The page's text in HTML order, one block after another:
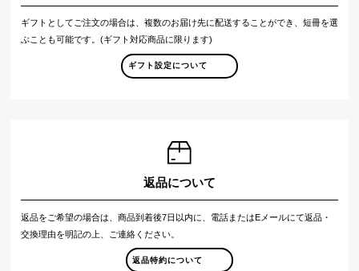
ギフトとしてご注文の場合は、複数のお届け先に配送することができ、短冊を選
ぶことも可能です。(ギフト対応商品に限ります)
ギフト設定について
返品について
返品をご希望の場合は、商品到着後7日以内に、電話またはEメールにて返品・
交換理由を明記の上、ご連絡ください。
返品特約について